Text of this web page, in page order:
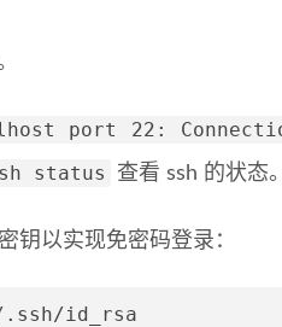
port 22:
status 查看 ssh 的状态。
钥以实现免密码登录：
id_rsa